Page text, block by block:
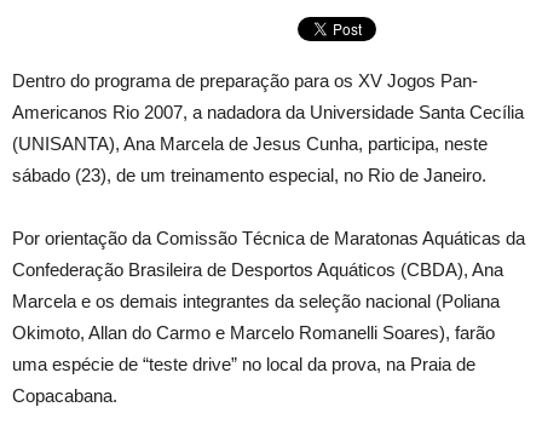
Dentro do programa de preparação para os XV Jogos Pan-
Americanos Rio 2007, a nadadora da Universidade Santa Cecília
(UNISANTA), Ana Marcela de Jesus Cunha, participa, neste
sábado (23), de um treinamento especial, no Rio de Janeiro.
Por orientação da Comissão Técnica de Maratonas Aquáticas da
Confederação Brasileira de Desportos Aquáticos (CBDA), Ana
Marcela e os demais integrantes da seleção nacional (Poliana
Okimoto, Allan do Carmo e Marcelo Romanelli Soares), farão
uma espécie de “teste drive” no local da prova, na Praia de
Copacabana.